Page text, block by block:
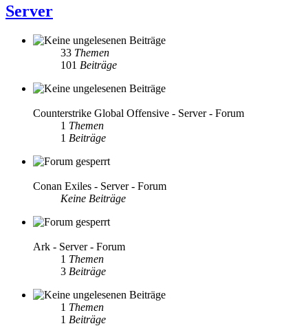
Server
33 Themen
101 Beiträge
Counterstrike Global Offensive - Server - Forum
1 Themen
1 Beiträge
Conan Exiles - Server - Forum
Keine Beiträge
Ark - Server - Forum
1 Themen
3 Beiträge
1 Themen
1 Beiträge